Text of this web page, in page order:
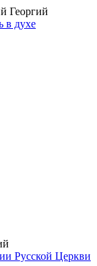
Георгий
в духе
Русской Церкви